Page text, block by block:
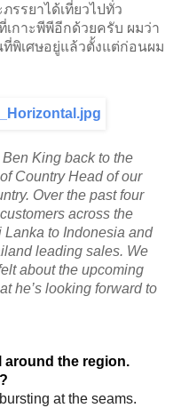
รรยาได้เที่ยวไปทั่ว
เกาะพีพีอีกด้วยครับ ผมว่า
พิเศษอยู่แล้วตั้งแต่ก่อนผม
King back to the
Country Head of our
Over the past four
across the
to Indonesia and
leading sales. We
about the upcoming
he’s looking forward to
around the region.
at the seams.